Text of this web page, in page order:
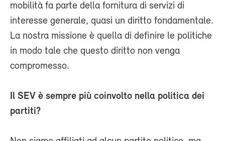
mobilità fa parte della fornitura di servizi di
interesse generale, quasi un diritto fondamentale.
La nostra missione è quella di definire le politiche
in modo tale che questo diritto non venga
compromesso.
Il SEV è sempre più coinvolto nella politica dei
partiti?